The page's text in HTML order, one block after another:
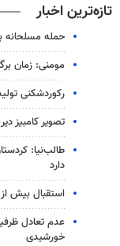
تازه‌ترین اخبار
حمله مسلحانه به
مومنی: زمان
رکوردشکنی تولید
تصویر کامبیز
طالب‌نیا:
دارد
استقبال بیش از ۲۰۸ هزار جوان از رویداد «جوان سال»
عدم تعادل
خورشیدی